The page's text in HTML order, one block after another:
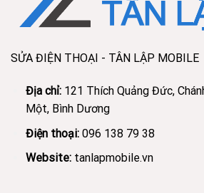
SỬA ĐIỆN THOẠI - TÂN LẬP MOBILE
Địa chỉ: 121 Thích Quảng Đức,
Một, Bình Dương
Điện thoại: 096 138 79 38
Website: tanlapmobile.vn